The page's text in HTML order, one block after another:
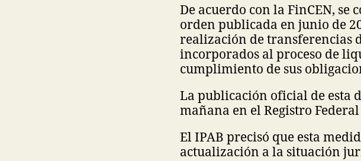
De acuerdo con la FinCEN,
orden publicada en junio de
realización de transferencias
incorporados al proceso de
cumplimiento de sus
La publicación oficial de esta
mañana en el Registro
El IPAB precisó que esta
actualización a la situación